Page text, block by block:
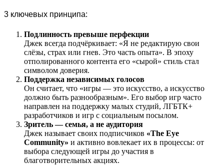
3 ключевых принципа:
Подлинность превыше перфекции
Джек всегда подчёркивает: «Я не редактирую свои
слёзы, страх или гнев. Это часть опыта». В эпоху
отполированного контента его «сырой» стиль стал
символом доверия.
Поддержка независимых голосов
Он считает, что «игры — это искусство, а искусство
должно быть разнообразным». Его выбор игр часто
направлен на поддержку малых студий, ЛГБТК+
разработчиков и игр с социальным посылом.
Зритель — семья, а не аудитория
Джек называет своих подписчиков «The Eye
Community» и активно вовлекает их в процессы: от
выбора следующей игры до участия в
благотворительных акциях.